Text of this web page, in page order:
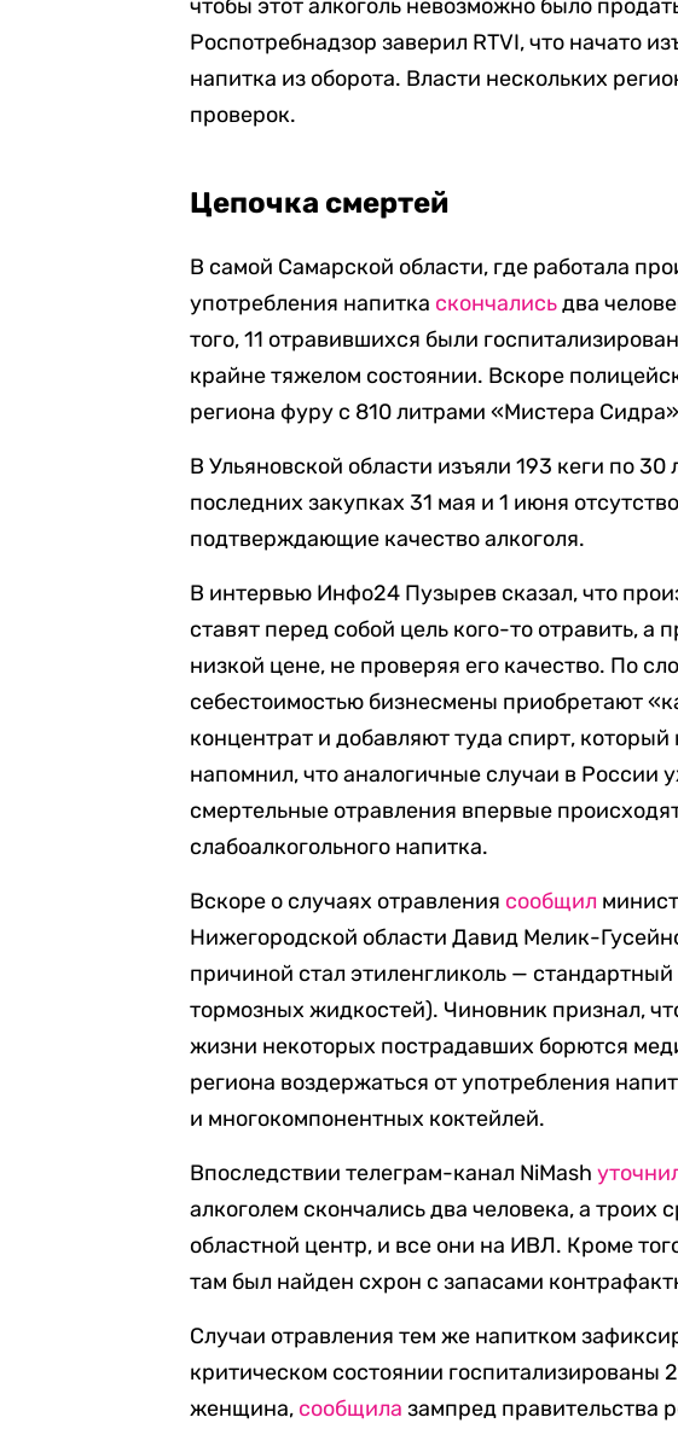
чтобы этот алкоголь невозможно было
Роспотребнадзор заверил RTVI, что начато
напитка из оборота. Власти нескольких
проверок.
Цепочка смертей
В самой Самарской области, где работала
употребления напитка скончалисьдва
того, 11 отравившихся были
крайне тяжелом состоянии. Вскоре
региона фуру с 810 литрами «Мистера
В Ульяновской области изъяли 193 кеги по
последних закупках 31 мая и 1 июня
подтверждающие качество алкоголя.
В интервью Инфо24 Пузырев сказал, что
ставят перед собой цель кого-то отравить, а
низкой цене, не проверяя его качество. По
себестоимостью бизнесмены приобретают
концентрат и добавляют туда спирт,
напомнил, что аналогичные случаи в России
смертельные отравления впервые
слабоалкогольного напитка.
Вскоре о случаях отравления сообщил
Нижегородской области Давид Мелик-
причиной стал этиленгликоль —
тормозных жидкостей). Чиновник признал,
жизни некоторых пострадавших борются
региона воздержаться от употребления
и многокомпонентных коктейлей.
Впоследствии телеграм-канал NiMash
алкоголем скончались два человека, а троих
областной центр, и все они на ИВЛ. Кроме
там был найден схрон с запасами
Случаи отравления тем же напитком
критическом состоянии
женщина, сообщила зампред правительства